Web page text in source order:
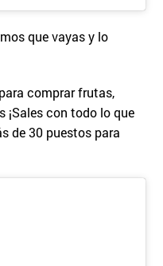
que vayas y lo
comprar frutas,
¡Sales con todo lo que
de 30 puestos para